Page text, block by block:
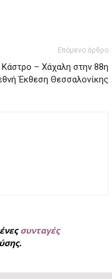
Επόμενο άρθρο
Κάστρο – Χάχαλη στην 88η
Έκθεση Θεσσαλονίκης
συνταγές